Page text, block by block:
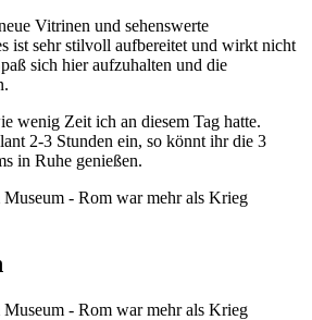
Vitrinen und sehenswerte
ist sehr stilvoll aufbereitet und wirkt nicht
sich hier aufzuhalten und die
wenig Zeit ich an diesem Tag hatte.
2-3 Stunden ein, so könnt ihr die 3
in Ruhe genießen.